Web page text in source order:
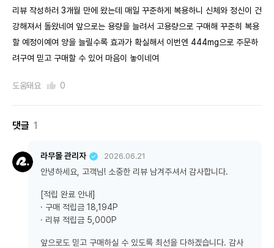
리뷰 작성하러 3개월 만에 왔는데 매일 꾸준하게 복용하니 신체와 정신이 건
강해져서 돌왔네여 앞으로는 용량을 늘려서 고용량으로 구매해 꾸준히 복용
할 예정이예여 양을 늘릴수록 효과가 확실해서 이번엔 444mg으로 주문하
려구여 믿고 구매할 수 있어 마음이 놓이네여
도움돼요 0
댓글 1
라무몰 관리자 2026.06.21
안녕하세요, 고객님! 소중한 리뷰 남겨주셔서 감사합니다.
[적립 완료 안내]
· 구매 적립금 18,194P
· 리뷰 적립금 5,000P
앞으로도 믿고 구매하실 수 있도록 최선을 다하겠습니다. 감사